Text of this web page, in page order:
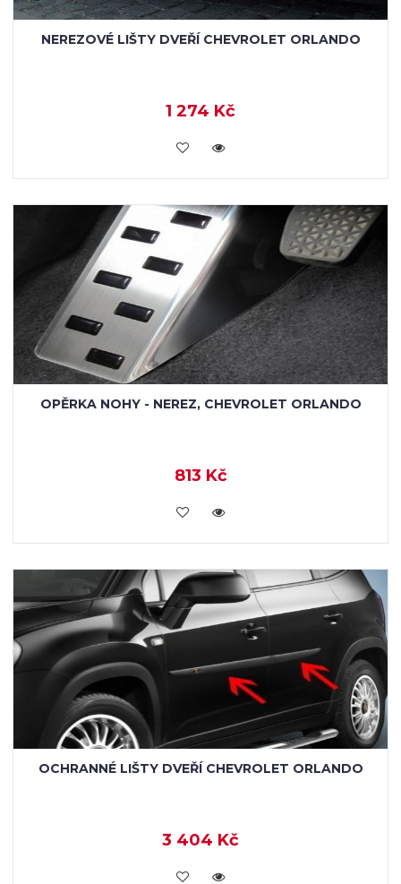
NEREZOVÉ LIŠTY DVEŘÍ CHEVROLET ORLANDO
1 274 Kč
KOUPIT
OPĚRKA NOHY - NEREZ, CHEVROLET ORLANDO
813 Kč
KOUPIT
OCHRANNÉ LIŠTY DVEŘÍ CHEVROLET ORLANDO
3 404 Kč
KOUPIT